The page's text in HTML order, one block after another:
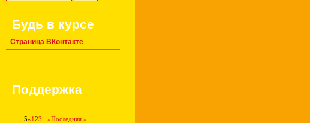
Будь в курсе
Страница ВКонтакте
Поддержка
5«123 »Последняя »